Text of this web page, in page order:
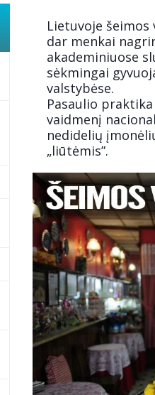
Lietuvoje
dar menkai
akademiniuose
sėkmingai
valstybėse.
Pasaulio
vaidmenį
nedidelių
„liūtėmis”.